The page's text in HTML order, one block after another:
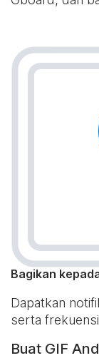
Bagikan
Dapatkan
serta
Buat GIF